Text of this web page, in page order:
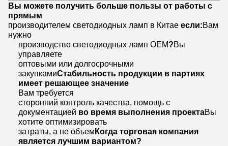
Вы можете получить больше пользы от работы с
прямым
производителем светодиодных ламп в Китае если:Вам
нужно
производство светодиодных ламп OEM?Вы
управляете
оптовыми или долгосрочными
закупкамиСтабильность продукции в партиях
имеет решающее значение
Вам требуется
сторонний контроль качества, помощь с
документацией во время выполнения проектаВы
хотите оптимизировать
затраты, а не объемКогда торговая компания
является лучшим вариантом?